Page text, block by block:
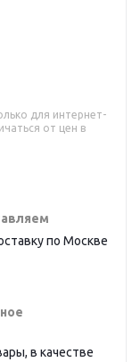
для интернет-
от цен в
по Москве
в качестве